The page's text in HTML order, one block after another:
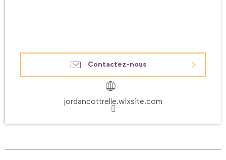
Contactez-nous
jordancottrelle.wixsite.com